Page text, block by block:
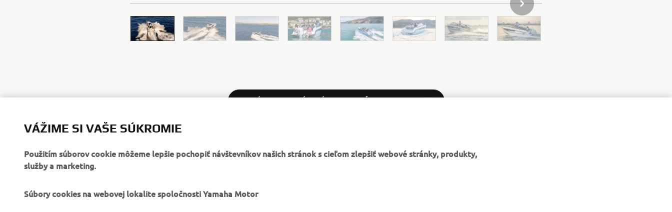
NASLEDUJÚCA POLOŽKA GALÉRIE
OFICIÁLNA WEBOVÁ STRÁNKA SPOLOČNOSTI YAMARIN
FIREMNÉ STRÁNKY B2B VIAC YAMAHA
VÁŽIME SI VAŠE SÚKROMIE
Použitím súborov cookie môžeme lepšie pochopiť návštevníkov našich stránok s cieľom zlepšiť webové stránky, produkty,
služby a marketing.
Súbory cookies na webovej lokalite spoločnosti Yamaha Motor